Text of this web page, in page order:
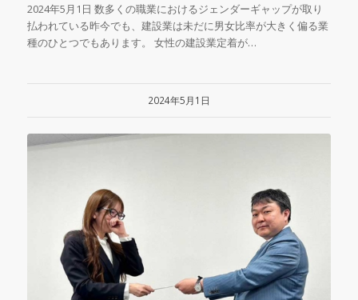
2024年5月1日 数多くの職業におけるジェンダーギャップが取り
払われている昨今でも、建設業は未だに男女比率が大きく偏る業
種のひとつでもあります。 女性の建設業定着が…
2024年5月1日